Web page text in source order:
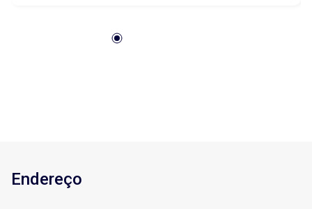
sala aconchegante, lavabo, cozinha funcional,
consciência ambiental. Um imóvel completo,
moderno e pronto para receber sua história.
Endereço